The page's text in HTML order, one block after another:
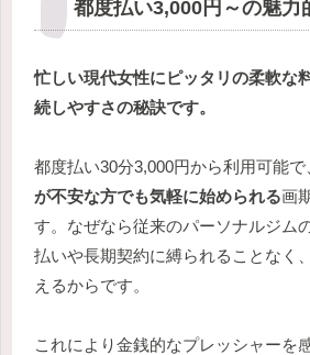
都度払い3,000円～の魅力
忙しい現代女性にピッタリの柔軟な
続しやすさの秘訣です。
都度払い30分3,000円から利用可能で
が不安な方でも気軽に始められる画
す。なぜなら従来のパーソナルジム
払いや長期契約に縛られることなく
えるからです。
これにより金銭的なプレッシャーを